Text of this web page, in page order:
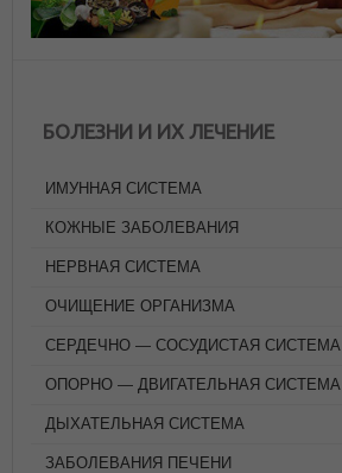
БОЛЕЗНИ И ИХ ЛЕЧЕНИЕ
ИМУННАЯ СИСТЕМА
КОЖНЫЕ ЗАБОЛЕВАНИЯ
НЕРВНАЯ СИСТЕМА
ОЧИЩЕНИЕ ОРГАНИЗМА
СЕРДЕЧНО — СОСУДИСТАЯ СИСТЕМА
ОПОРНО — ДВИГАТЕЛЬНАЯ СИСТЕМА
ДЫХАТЕЛЬНАЯ СИСТЕМА
ЗАБОЛЕВАНИЯ ПЕЧЕНИ